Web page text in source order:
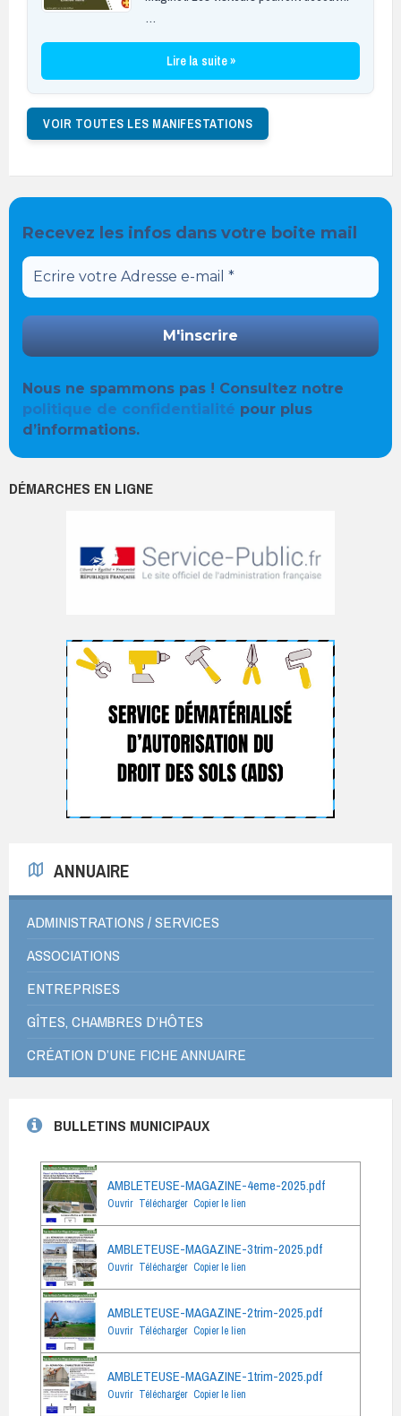
…
Lire la suite »
VOIR TOUTES LES MANIFESTATIONS
Recevez les infos dans votre boite mail
Nous ne spammons pas ! Consultez notre
politique de confidentialité pour plus
d’informations.
DÉMARCHES EN LIGNE
ANNUAIRE
ADMINISTRATIONS / SERVICES
ASSOCIATIONS
ENTREPRISES
GÎTES, CHAMBRES D’HÔTES
CRÉATION D’UNE FICHE ANNUAIRE
BULLETINS MUNICIPAUX
AMBLETEUSE-MAGAZINE-4eme-2025.pdf
Ouvrir Télécharger Copier le lien
AMBLETEUSE-MAGAZINE-3trim-2025.pdf
Ouvrir Télécharger Copier le lien
AMBLETEUSE-MAGAZINE-2trim-2025.pdf
Ouvrir Télécharger Copier le lien
AMBLETEUSE-MAGAZINE-1trim-2025.pdf
Ouvrir Télécharger Copier le lien